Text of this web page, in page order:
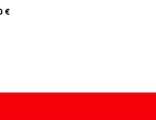
€Le